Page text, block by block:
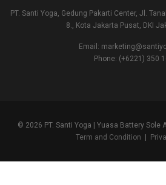
PT. Santi Yoga, Gedung Pakarti Center, Jl.
8., Kota Jakarta Pusat, DKI
Email:
Phone: (+6221) 350
© 2026 PT. Santi Yoga | Yuasa Battery Sole
Term and Condition